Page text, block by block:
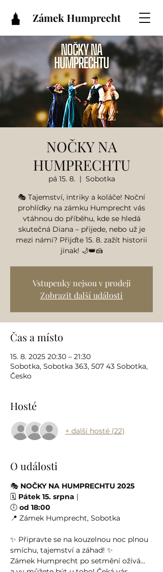
Zámek Humprecht
NOČKY NA
HUMPRECHTU
pá 15. 8.
  |
Sobotka
🎭 Tajemství, intriky a koláče! Noční
prohlídky na zámku Humprecht vás
vtáhnou do příběhu, kde se hledá
skutečná Diana – přijede, nebo už je
mezi námi? Přijďte 15. 8. zažít historii
jinak! 🌙👑🍰
Vstupenky nejsou v prodeji
Zobrazit další události
Čas a místo
15. 8. 2025 20:30 – 21:30
Sobotka, Sobotka 363, 507 43 Sobotka,
Česko
Hosté
+ další hosté (22)
O události
🎭 NOČKY NA HUMPRECHTU 2025
🗓 Pátek 15. srpna |
🕕 od 18:00
📍 Zámek Humprecht, Sobotka
✨ Připravte se na kouzelnou noc plnou
smíchu, tajemství a záhad! ✨
Zámek Humprecht po setmění ožívá...